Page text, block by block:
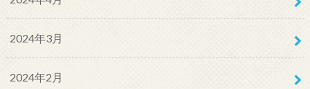
2024年3月
2024年2月